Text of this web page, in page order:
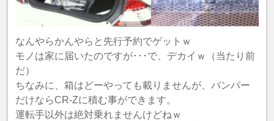
なんやらかんやらと先行予約でゲットｗ
モノは家に届いたのですが･･･で、デカイｗ（当たり前
だ）
ちなみに、箱はどーやっても載りませんが、バンパー
だけならCR-Zに積む事ができます。
運転手以外は絶対乗れませんけどねｗ